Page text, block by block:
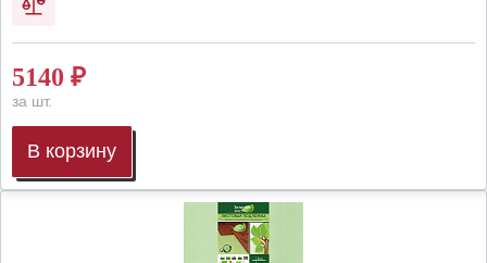
5140 ₽
за шт.
В корзину